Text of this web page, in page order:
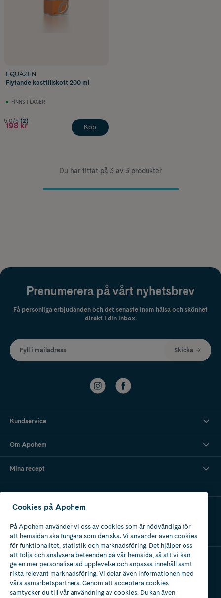
EQUAZEN
Flytande kosttillskott 200 ml
FINNS I LAGER
5.0/5 (2)
198 kr Köp
Du har tittat på 3 av 3 produkter
Prenumerera på vårt nyhetsbrev
Få personliga erbjudanden och det senaste inom hälsa och skönhet
direkt i din inbox.
Fyll i mailadress Skicka
Kundservice
Om Apohem
Mina recept
Ladda ner vår app
Apotek med tillstånd
av Läkemedelsverket
Cookies på Apohem
På Apohem använder vi oss av cookies som är nödvändiga för
att hemsidan ska fungera som den ska. Vi använder även cookies
för funktionalitet, statistik och marknadsföring. Det hjälper oss
att följa och analysera beteenden på vår hemsida, så att vi kan
ge en mer personaliserad upplevelse och anpassa innehåll samt
rikta relevant marknadsföring. Vi delar även informationen med
våra samarbetspartners. Genom att acceptera cookies
samtycker du till vår användning av cookies. Du kan även